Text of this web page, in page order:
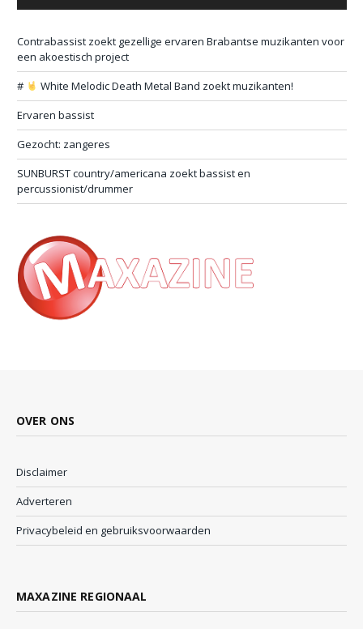
Contrabassist zoekt gezellige ervaren Brabantse muzikanten voor
een akoestisch project
#
White Melodic Death Metal Band zoekt muzikanten!
Ervaren bassist
Gezocht: zangeres
SUNBURST country/americana zoekt bassist en
percussionist/drummer
OVER ONS
Disclaimer
Adverteren
Privacybeleid en gebruiksvoorwaarden
MAXAZINE REGIONAAL